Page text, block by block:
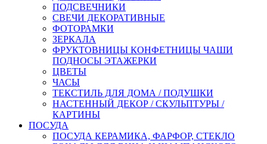
ПОДСВЕЧНИКИ
СВЕЧИ ДЕКОРАТИВНЫЕ
ФОТОРАМКИ
ЗЕРКАЛА
ФРУКТОВНИЦЫ КОНФЕТНИЦЫ ЧАШИ
ПОДНОСЫ ЭТАЖЕРКИ
ЦВЕТЫ
ЧАСЫ
ТЕКСТИЛЬ ДЛЯ ДОМА / ПОДУШКИ
НАСТЕННЫЙ ДЕКОР / СКУЛЬПТУРЫ /
КАРТИНЫ
ПОСУДА
ПОСУДА КЕРАМИКА, ФАРФОР, СТЕКЛО